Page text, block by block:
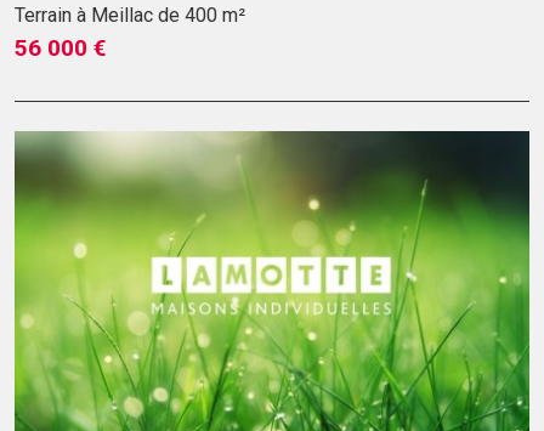
Terrain à Meillac de 400 m²
56 000 €